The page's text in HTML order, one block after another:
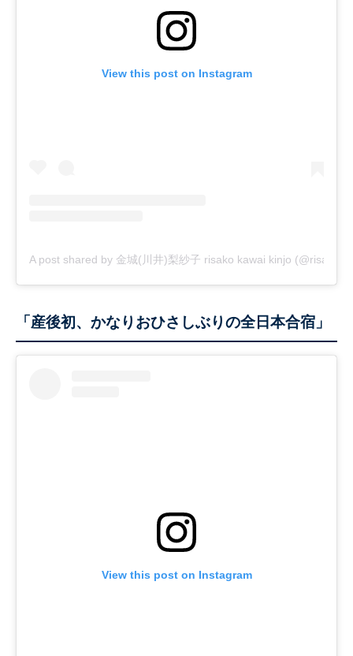
View this post on Instagram
A post shared by 金城(川井)梨紗子 risako kawai kinjo
「産後初、かなりおひさしぶりの全日本合宿」
View this post on Instagram